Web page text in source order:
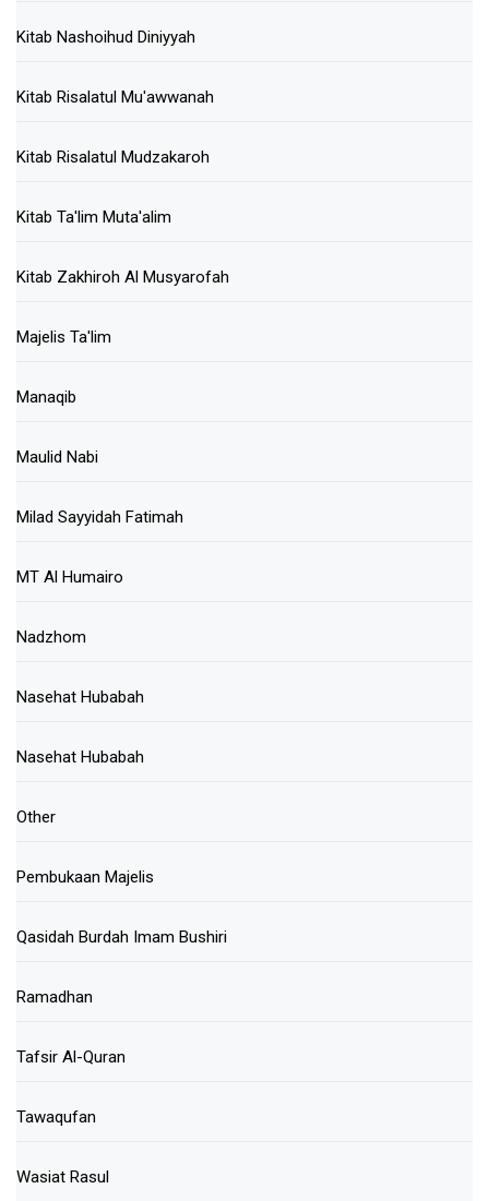
Kitab Nashoihud Diniyyah
Kitab Risalatul Mu'awwanah
Kitab Risalatul Mudzakaroh
Kitab Ta'lim Muta'alim
Kitab Zakhiroh Al Musyarofah
Majelis Ta'lim
Manaqib
Maulid Nabi
Milad Sayyidah Fatimah
MT Al Humairo
Nadzhom
Nasehat Hubabah
Nasehat Hubabah
Other
Pembukaan Majelis
Qasidah Burdah Imam Bushiri
Ramadhan
Tafsir Al-Quran
Tawaqufan
Wasiat Rasul